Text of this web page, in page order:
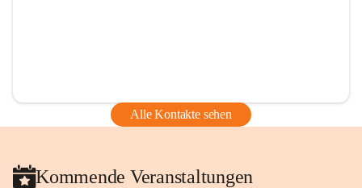
Alle Kontakte sehen
Kommende Veranstaltungen